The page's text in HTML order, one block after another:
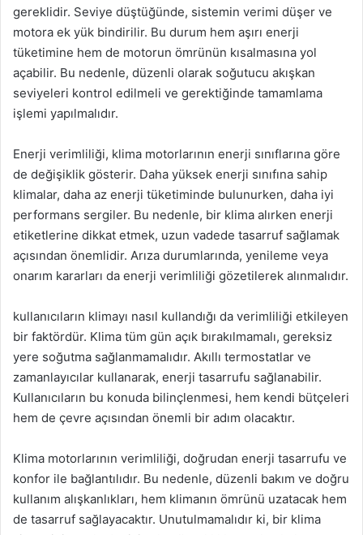
gereklidir. Seviye düştüğünde, sistemin verimi düşer ve
motora ek yük bindirilir. Bu durum hem aşırı enerji
tüketimine hem de motorun ömrünün kısalmasına yol
açabilir. Bu nedenle, düzenli olarak soğutucu akışkan
seviyeleri kontrol edilmeli ve gerektiğinde tamamlama
işlemi yapılmalıdır.
Enerji verimliliği, klima motorlarının enerji sınıflarına göre
de değişiklik gösterir. Daha yüksek enerji sınıfına sahip
klimalar, daha az enerji tüketiminde bulunurken, daha iyi
performans sergiler. Bu nedenle, bir klima alırken enerji
etiketlerine dikkat etmek, uzun vadede tasarruf sağlamak
açısından önemlidir. Arıza durumlarında, yenileme veya
onarım kararları da enerji verimliliği gözetilerek alınmalıdır.
kullanıcıların klimayı nasıl kullandığı da verimliliği etkileyen
bir faktördür. Klima tüm gün açık bırakılmamalı, gereksiz
yere soğutma sağlanmamalıdır. Akıllı termostatlar ve
zamanlayıcılar kullanarak, enerji tasarrufu sağlanabilir.
Kullanıcıların bu konuda bilinçlenmesi, hem kendi bütçeleri
hem de çevre açısından önemli bir adım olacaktır.
Klima motorlarının verimliliği, doğrudan enerji tasarrufu ve
konfor ile bağlantılıdır. Bu nedenle, düzenli bakım ve doğru
kullanım alışkanlıkları, hem klimanın ömrünü uzatacak hem
de tasarruf sağlayacaktır. Unutulmamalıdır ki, bir klima